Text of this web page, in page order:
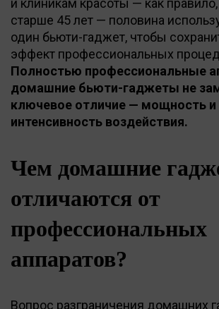
старше 45 лет — половина
один бьюти-гаджет, чтобы
эффект профессиональных
Полностью профессиональные
домашние бьюти-гаджеты не
ключевое отличие — мощность и
интенсивность воздействия.
Чем домашние
отличаются от
профессиональных
аппаратов?
Вопрос разграничения домашних